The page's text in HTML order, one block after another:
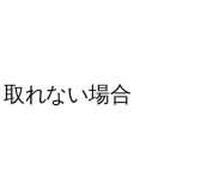
れない場合